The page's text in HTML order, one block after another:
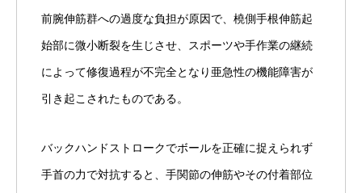
前腕伸筋群への過度な負担が原因で、橈側手根伸筋起
始部に微小断裂を生じさせ、スポーツや手作業の継続
によって修復過程が不完全となり亜急性の機能障害が
引き起こされたものである。
バックハンドストロークでボールを正確に捉えられず
手首の力で対抗すると、手関節の伸筋やその付着部位